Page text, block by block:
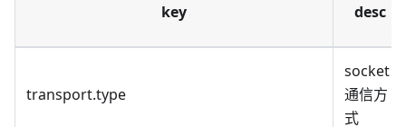
key desc
transport.type
socket
通信方
式